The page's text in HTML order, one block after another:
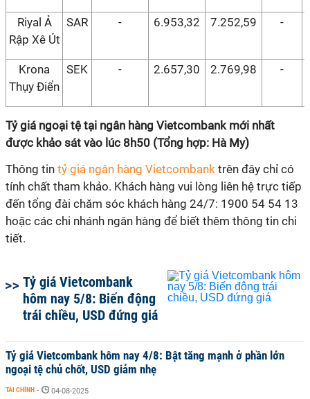
Riyal Ả
Rập Xê Út
SAR - 6.953,32 7.252,59 -
Krona
Thụy Điển
SEK - 2.657,30 2.769,98 -
Tỷ giá ngoại tệ tại ngân hàng Vietcombank mới nhất
được khảo sát vào lúc 8h50 (Tổng hợp: Hà My)
Thông tin tỷ giá ngân hàng Vietcombank trên đây chỉ có
tính chất tham khảo. Khách hàng vui lòng liên hệ trực tiếp
đến tổng đài chăm sóc khách hàng 24/7: 1900 54 54 13
hoặc các chi nhánh ngân hàng để biết thêm thông tin chi
tiết.
Tỷ giá Vietcombank
hôm nay 5/8: Biến động
trái chiều, USD đứng giá
Tỷ giá Vietcombank hôm nay 4/8: Bật tăng mạnh ở phần lớn
ngoại tệ chủ chốt, USD giảm nhẹ
TÀI CHÍNH - 04-08-2025